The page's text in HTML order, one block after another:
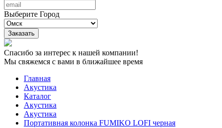
Выберите Город
Заказать
Спасибо за интерес к нашей компании!
Мы свяжемся с вами в ближайшее время
Главная
Акустика
Каталог
Акустика
Акустика
Портативная колонка FUMIKO LOFI черная